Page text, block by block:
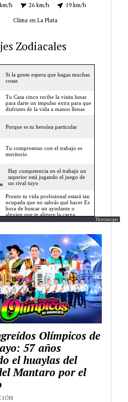
h
26 km/h
19 km/h
Clima en La Plata
Zodiacales
Horoscopo
Olímpicos de
57 años
el huaylas del
Mantaro por el